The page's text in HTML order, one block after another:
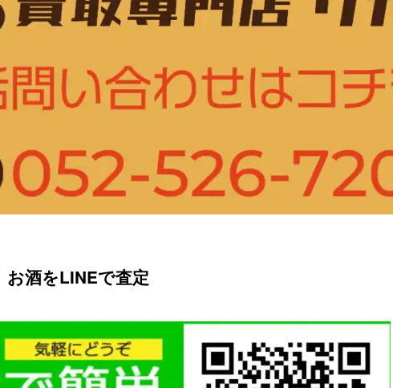
お酒をLINEで査定